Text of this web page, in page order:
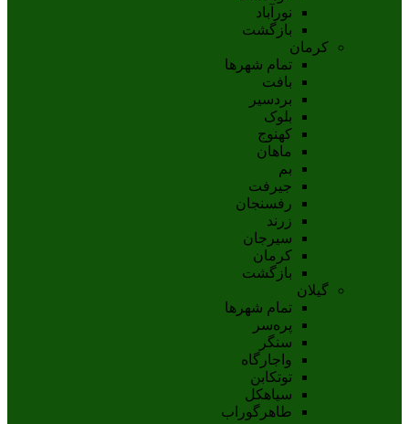
نورآباد
بازگشت
کرمان
تمام شهر‌ها
بافت
بردسیر
بلوک
کهنوج
ماهان
بم
جيرفت
رفسنجان
زرند
سيرجان
کرمان
بازگشت
گیلان
تمام شهر‌ها
پره‌سر
سنگر
واجارگاه
توتکابن
سیاهکل
طاهرگوراب